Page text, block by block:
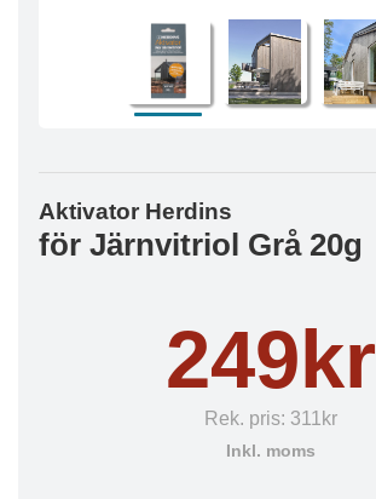
Aktivator Herdins
för Järnvitriol Grå 20g
249kr
Rek. pris: 311kr
Inkl. moms